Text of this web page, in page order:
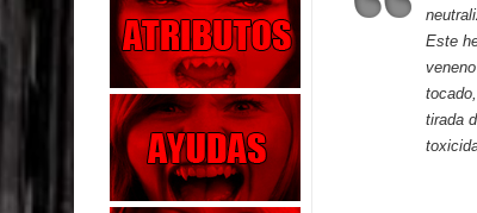
Los Monstruos más Buscados
Parte 09: Los Muertos Cuentan Cuentos
Este
tirada